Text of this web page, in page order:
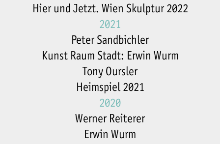
Hier und Jetzt. Wien Skulptur 2022
2021
Peter Sandbichler
Kunst Raum Stadt: Erwin Wurm
Tony Oursler
Heimspiel 2021
2020
Werner Reiterer
Erwin Wurm